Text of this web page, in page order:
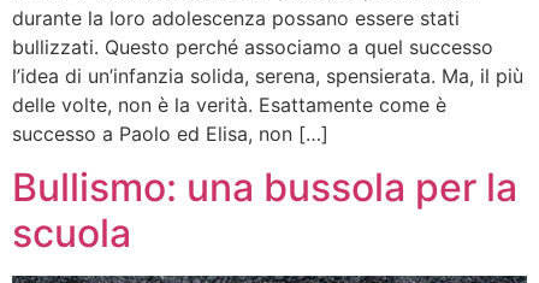
durante la loro adolescenza possano essere stati
bullizzati. Questo perché associamo a quel successo
l’idea di un’infanzia solida, serena, spensierata. Ma, il più
delle volte, non è la verità. Esattamente come è
successo a Paolo ed Elisa, non […]
Bullismo: una bussola per la
scuola